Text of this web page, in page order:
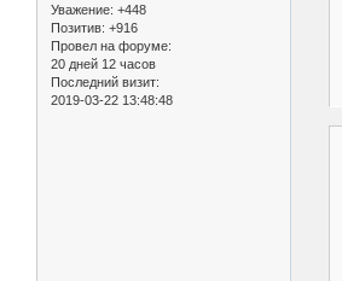
Уважение: +448
Позитив: +916
Провел на форуме:
20 дней 12 часов
Последний визит:
2019-03-22 13:48:48